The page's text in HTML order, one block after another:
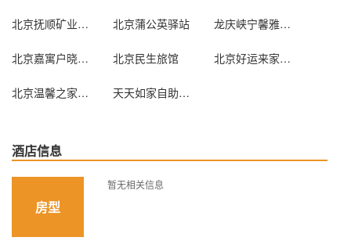
北京抚顺矿业集团北京办事处 北京蒲公英驿站 龙庆峡宁馨雅居农家院
北京嘉寓户晓酒店式公寓（原家喻户晓酒店式公寓） 北京民生旅馆 北京好运来家庭旅馆
北京温馨之家旅馆 天天如家自助服务式公寓（北京苏州街店）
酒店信息
房型
暂无相关信息